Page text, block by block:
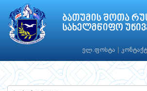
ბათუმის შოთა
სახელმწიფო
ელ.ფოსტა